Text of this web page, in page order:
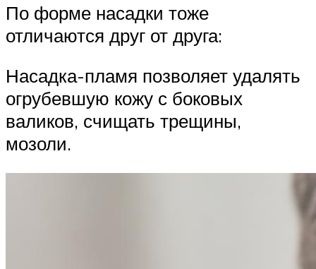
По форме насадки тоже
отличаются друг от друга:
Насадка-пламя позволяет удалять
огрубевшую кожу с боковых
валиков, счищать трещины,
мозоли.